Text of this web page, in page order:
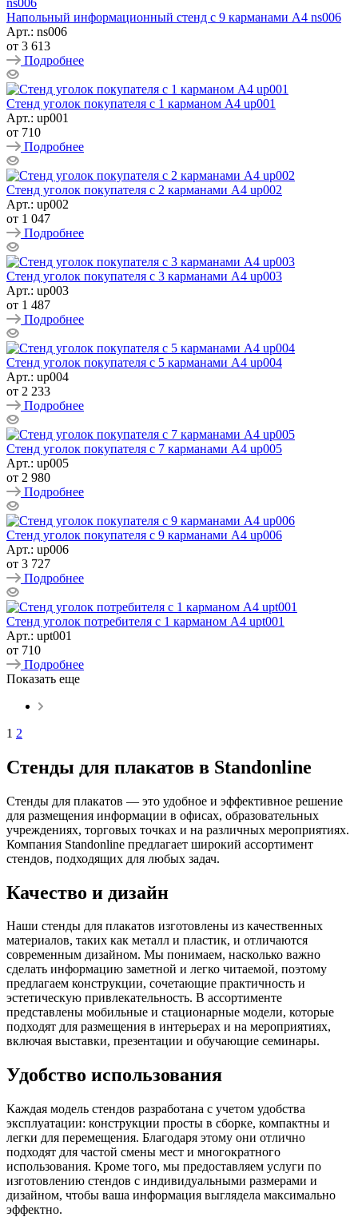
Напольный информационный стенд с 9 карманами А4 ns006
Арт.: ns006
от 3 613
Подробнее
Стенд уголок покупателя с 1 карманом А4 up001
Арт.: up001
от 710
Подробнее
Стенд уголок покупателя с 2 карманами А4 up002
Арт.: up002
от 1 047
Подробнее
Стенд уголок покупателя с 3 карманами А4 up003
Арт.: up003
от 1 487
Подробнее
Стенд уголок покупателя с 5 карманами А4 up004
Арт.: up004
от 2 233
Подробнее
Стенд уголок покупателя с 7 карманами А4 up005
Арт.: up005
от 2 980
Подробнее
Стенд уголок покупателя с 9 карманами А4 up006
Арт.: up006
от 3 727
Подробнее
Стенд уголок потребителя с 1 карманом А4 upt001
Арт.: upt001
от 710
Подробнее
Показать еще
1 2
Стенды для плакатов в Standonline
Стенды для плакатов — это удобное и эффективное решение
для размещения информации в офисах, образовательных
учреждениях, торговых точках и на различных мероприятиях.
Компания Standonline предлагает широкий ассортимент
стендов, подходящих для любых задач.
Качество и дизайн
Наши стенды для плакатов изготовлены из качественных
материалов, таких как металл и пластик, и отличаются
современным дизайном. Мы понимаем, насколько важно
сделать информацию заметной и легко читаемой, поэтому
предлагаем конструкции, сочетающие практичность и
эстетическую привлекательность. В ассортименте
представлены мобильные и стационарные модели, которые
подходят для размещения в интерьерах и на мероприятиях,
включая выставки, презентации и обучающие семинары.
Удобство использования
Каждая модель стендов разработана с учетом удобства
эксплуатации: конструкции просты в сборке, компактны и
легки для перемещения. Благодаря этому они отлично
подходят для частой смены мест и многократного
использования. Кроме того, мы предоставляем услуги по
изготовлению стендов с индивидуальными размерами и
дизайном, чтобы ваша информация выглядела максимально
эффектно.